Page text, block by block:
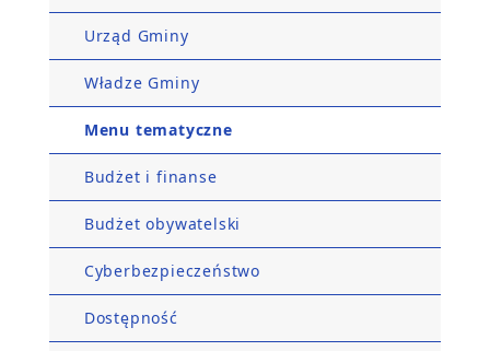
Urząd Gminy
Władze Gminy
Menu tematyczne
Budżet i finanse
Budżet obywatelski
Cyberbezpieczeństwo
Dostępność